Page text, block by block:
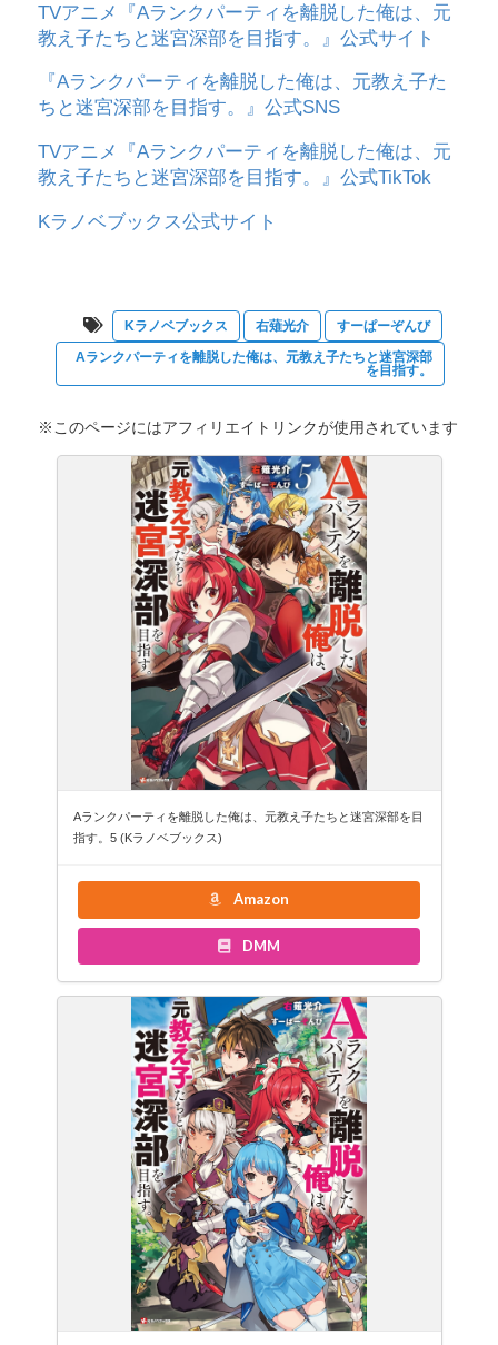
TVアニメ『Aランクパーティを離脱した俺は、元
教え子たちと迷宮深部を目指す。』公式サイト
『Aランクパーティを離脱した俺は、元教え子た
ちと迷宮深部を目指す。』公式SNS
TVアニメ『Aランクパーティを離脱した俺は、元
教え子たちと迷宮深部を目指す。』公式TikTok
Kラノベブックス公式サイト
Kラノベブックス 右薙光介
すーぱーぞんび
Aランクパーティを離脱した俺は、元教え子たちと迷宮深部
を目指す。
※このページにはアフィリエイトリンクが使用されています
Aランクパーティを離脱した俺は、元教え子たちと迷宮深部を目
指す。5 (Kラノベブックス)
Amazon
DMM